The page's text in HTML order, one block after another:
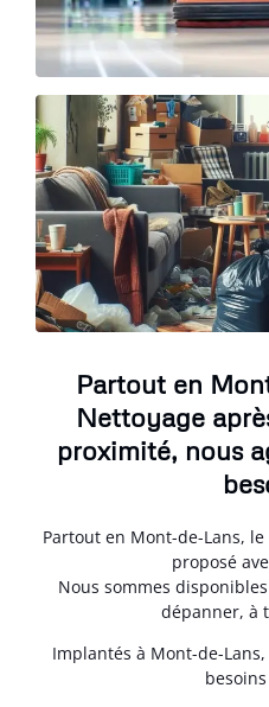
Partout en
Nettoyage
proximité, nous
Partout en Mont-de-Lans,
proposé
Nous sommes
dépanner, à
Implantés à Mont-de-